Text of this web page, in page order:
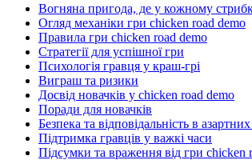
Вогняна пригода, де у кожному
Огляд механіки гри chicken road demo
Правила гри chicken road demo
Стратегії для успішної гри
Психологія гравця у краш-грі
Виграш та ризики
Досвід новачків у chicken road demo
Поради для новачків
Безпека та відповідальність в азартних
Підтримка гравців у важкі часи
Підсумки та враження від гри chicken